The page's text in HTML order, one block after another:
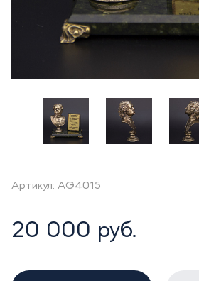
Артикул: AG4015
20 000 руб.